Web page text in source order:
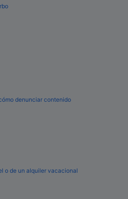
denunciar contenido
o de un alquiler vacacional